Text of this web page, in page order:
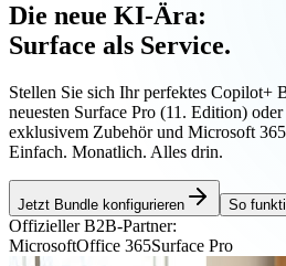
Die neue KI-Ära:
Surface als Service.
Stellen Sie sich Ihr perfektes Copilot+
neuesten Surface Pro (11. Edition)
exklusivem Zubehör und Microsoft
Einfach. Monatlich. Alles drin.
Jetzt Bundle konfigurieren So
Offizieller B2B-Partner:
MicrosoftOffice 365Surface Pro